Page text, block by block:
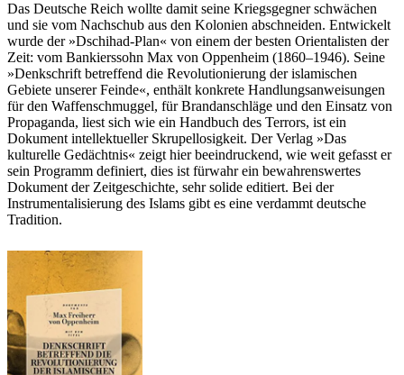
Das Deutsche Reich wollte damit seine Kriegsgegner schwächen
und sie vom Nachschub aus den Kolonien abschneiden. Entwickelt
wurde der »Dschihad-Plan« von einem der besten Orientalisten der
Zeit: vom Bankierssohn Max von Oppenheim (1860–1946). Seine
»Denkschrift betreffend die Revolutionierung der islamischen
Gebiete unserer Feinde«, enthält konkrete Handlungsanweisungen
für den Waffenschmuggel, für Brandanschläge und den Einsatz von
Propaganda, liest sich wie ein Handbuch des Terrors, ist ein
Dokument intellektueller Skrupellosigkeit. Der Verlag »Das
kulturelle Gedächtnis« zeigt hier beeindruckend, wie weit gefasst er
sein Programm definiert, dies ist fürwahr ein bewahrenswertes
Dokument der Zeitgeschichte, sehr solide editiert. Bei der
Instrumentalisierung des Islams gibt es eine verdammt deutsche
Tradition.